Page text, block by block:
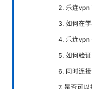
2. 乐连vpn
3. 如何在
4. 乐连vpn
5. 如何验
6. 同时连接
7. 是否可以